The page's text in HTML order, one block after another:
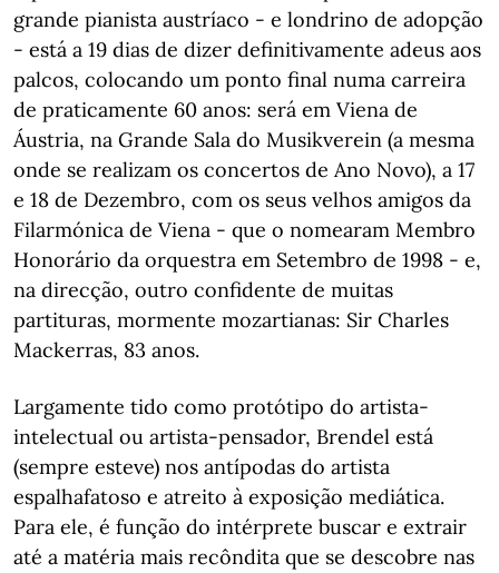
grande pianista austríaco - e londrino de adopção
- está a 19 dias de dizer definitivamente adeus aos
palcos, colocando um ponto final numa carreira
de praticamente 60 anos: será em Viena de
Áustria, na Grande Sala do Musikverein (a mesma
onde se realizam os concertos de Ano Novo), a 17
e 18 de Dezembro, com os seus velhos amigos da
Filarmónica de Viena - que o nomearam Membro
Honorário da orquestra em Setembro de 1998 - e,
na direcção, outro confidente de muitas
partituras, mormente mozartianas: Sir Charles
Mackerras, 83 anos.
Largamente tido como protótipo do artista-
intelectual ou artista-pensador, Brendel está
(sempre esteve) nos antípodas do artista
espalhafatoso e atreito à exposição mediática.
Para ele, é função do intérprete buscar e extrair
até a matéria mais recôndita que se descobre nas